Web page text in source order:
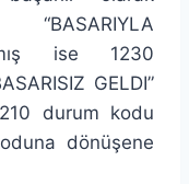
ise 1230
GELDI”
durum kodu
dönüşene